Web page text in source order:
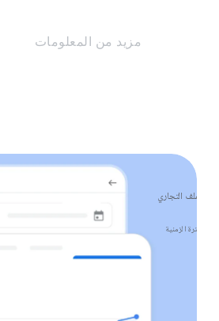
مزيد من المعلومات
أداء الملف التجاري
الفترة الزمنية